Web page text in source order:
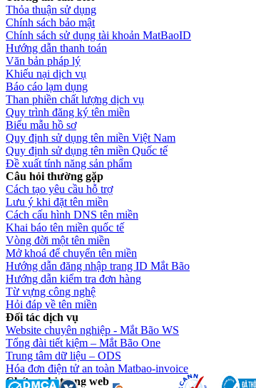
Thỏa thuận sử dụng
Chính sách bảo mật
Chính sách sử dụng tài khoản MatBaoID
Hướng dẫn thanh toán
Văn bản pháp lý
Khiếu nại dịch vụ
Báo cáo lạm dụng
Than phiền chất lượng dịch vụ
Quy trình đăng ký tên miền
Biểu mẫu hồ sơ
Quy định sử dụng tên miền Việt Nam
Quy định sử dụng tên miền Quốc tế
Đề xuất tính năng sản phẩm
Câu hỏi thường gặp
Cách tạo yêu cầu hỗ trợ
Lưu ý khi đặt tên miền
Cách cấu hình DNS tên miền
Khai báo tên miền quốc tế
Vòng đời một tên miền
Mở khoá để chuyển tên miền
Hướng dẫn đăng nhập trang ID Mắt Bão
Hướng dẫn kiểm tra đơn hàng
Từ vựng công nghệ
Hỏi đáp về tên miền
Đối tác dịch vụ
Website chuyên nghiệp - Mắt Bão WS
Tổng đài tiết kiệm – Mắt Bão One
Trung tâm dữ liệu – ODS
Hóa đơn điện tử an toàn Matbao-invoice
Chứng chỉ trang web